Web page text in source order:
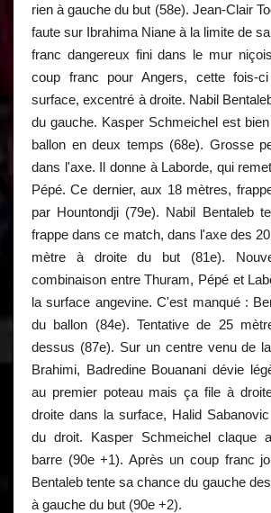
rien à gauche du but (58e). Jean-Clair
faute sur Ibrahima Niane à la limite de
franc dangereux fini dans le mur
coup franc pour Angers, cette fois-
surface, excentré à droite. Nabil
du gauche. Kasper Schmeichel est
ballon en deux temps (68e). Grosse
dans l'axe. Il donne à Laborde, qui
Pépé. Ce dernier, aux 18 mètres,
par Hountondji (79e). Nabil Bentaleb
frappe dans ce match, dans l'axe des
mètre à droite du but (81e).
combinaison entre Thuram, Pépé et
la surface angevine. C'est manqué :
du ballon (84e). Tentative de 25
dessus (87e). Sur un centre venu de
Brahimi, Badredine Bouanani dévie
au premier poteau mais ça file à
droite dans la surface, Halid
du droit. Kasper Schmeichel claque
barre (90e +1). Après un coup franc
Bentaleb tente sa chance du gauche
à gauche du but (90e +2).